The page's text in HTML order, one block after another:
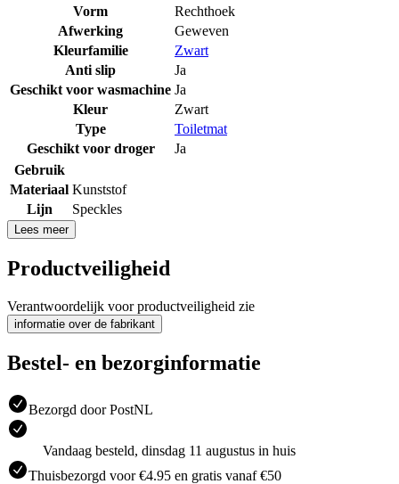
Vorm
Rechthoek
Afwerking
Geweven
Kleurfamilie
Zwart
Anti slip
Ja
Geschikt voor wasmachine Ja
Kleur
Zwart
Type
Toiletmat
Geschikt voor droger
Ja
Gebruik
Materiaal Kunststof
Lijn
Speckles
Lees meer
Productveiligheid
Verantwoordelijk voor productveiligheid zie
informatie over de fabrikant
Bestel- en bezorginformatie
Bezorgd door PostNL
Vandaag besteld, dinsdag 11 augustus in huis
Thuisbezorgd voor €4.95 en gratis vanaf €50